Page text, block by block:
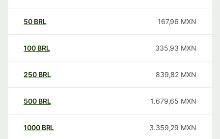
50 BRL 167,96 MXN
100 BRL 335,93 MXN
250 BRL 839,82 MXN
500 BRL 1.679,65 MXN
1000 BRL 3.359,29 MXN